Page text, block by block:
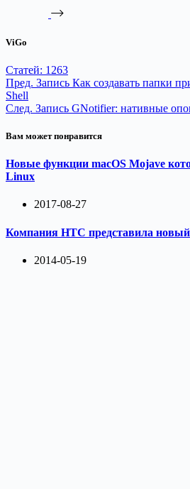
их авторы делают свои
открытым доступом к
ViGo
Статей: 1263
Пред. Запись Как создавать папки
Shell
След. Запись GNotifier: нативные
Вам может понравится
Новые функции macOS Mojave
Linux
2017-08-27
Компания HTC представила
2014-05-19